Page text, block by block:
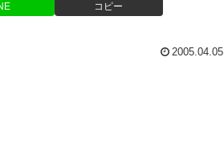
コピー
2005.04.05